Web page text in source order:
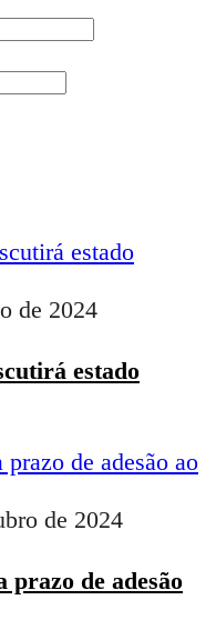
de 2024
estado
de 2024
de adesão